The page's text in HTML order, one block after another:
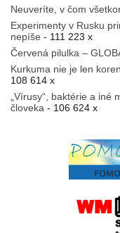
Neuveríte, v čom
Experimenty v Rusku
nepíše - 111 223 x
Červená pilulka –
Kurkuma nie je len
108 614 x
„Vírusy“, baktérie a iné
človeka - 106 624 x